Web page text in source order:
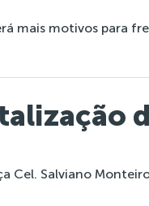
mais motivos para
Cel. Salviano